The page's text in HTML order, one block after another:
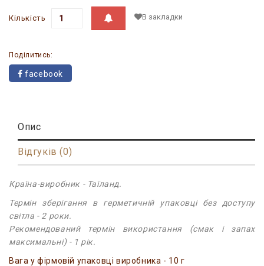
Кількість В закладки
Поділитись:
facebook
Опис
Відгуків (0)
Країна-виробник - Таїланд.
Термін зберігання в герметичній упаковці без доступу
світла - 2 роки.
Рекомендований термін використання (смак і запах
максимальні) - 1 рік.
Вага у фірмовій упаковці виробника - 10 г